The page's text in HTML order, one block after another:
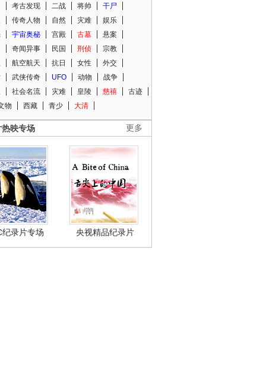
考古发现 二战 将帅
干尸
传奇人物 自然 灾难
娱乐
宇宙奥秘 宫殿 古墓
悬案
奇闻异事 民国 刑侦
宗教
航空航天 抗日 女性
外交
武侠传奇 UFO 动物
战争
社会名流 灾难 皇陵 慈禧
古迹
物
西藏 青少 大清
更多
映专场
纪录片专场 央视精品纪录片